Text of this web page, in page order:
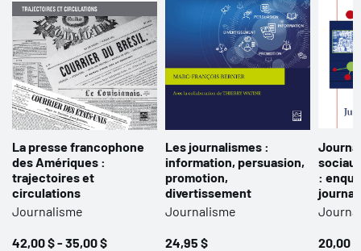
La presse francophone
des Amériques :
trajectoires et
circulations
Journalisme
42,00 $ - 35,00 $
Les journalismes :
information, persuasion,
promotion,
divertissement
Journalisme
24,95 $
:
20,00 $